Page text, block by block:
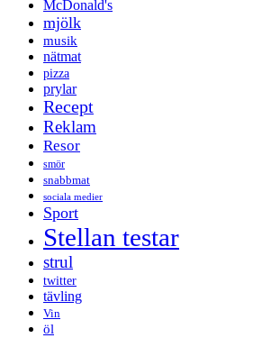
McDonald's
mjölk
musik
nätmat
pizza
prylar
Recept
Reklam
Resor
smör
snabbmat
sociala medier
Sport
Stellan testar
strul
twitter
tävling
Vin
öl